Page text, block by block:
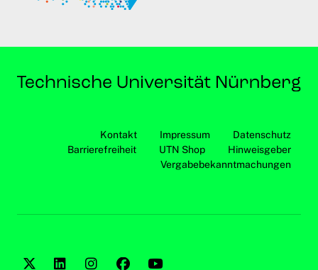
Kontakt Impressum
Datenschutz
Barrierefreiheit
UTN Shop
Hinweisgeber
Vergabebekanntmachungen